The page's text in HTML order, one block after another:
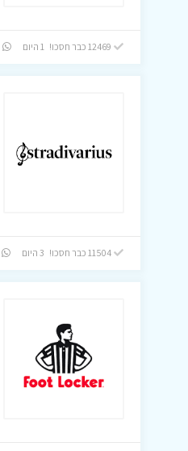
11504 כבר חסכו! 3 היום